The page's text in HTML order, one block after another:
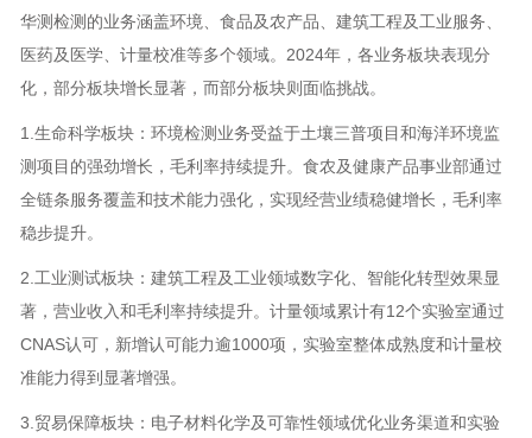
华测检测的业务涵盖环境、食品及农产品、建筑工程及工业服务、
医药及医学、计量校准等多个领域。2024年，各业务板块表现分
化，部分板块增长显著，而部分板块则面临挑战。
1.生命科学板块：环境检测业务受益于土壤三普项目和海洋环境监
测项目的强劲增长，毛利率持续提升。食农及健康产品事业部通过
全链条服务覆盖和技术能力强化，实现经营业绩稳健增长，毛利率
稳步提升。
2.工业测试板块：建筑工程及工业领域数字化、智能化转型效果显
著，营业收入和毛利率持续提升。计量领域累计有12个实验室通过
CNAS认可，新增认可能力逾1000项，实验室整体成熟度和计量校
准能力得到显著增强。
3.贸易保障板块：电子材料化学及可靠性领域优化业务渠道和实验